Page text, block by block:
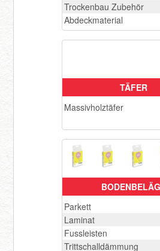
Trockenbau Zubehör
Abdeckmaterial
TÄFER
Massivholztäfer
Parkett
Laminat
Fussleisten
Trittschalldämmung